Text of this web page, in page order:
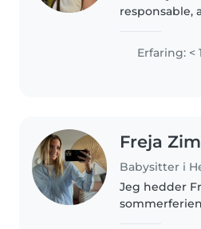
responsable,
tengo
niños de mi
Hablo
Erfaring: <
Freja
Babysitter i
Jeg hedder Freja🩷
sommerferien - Har bil